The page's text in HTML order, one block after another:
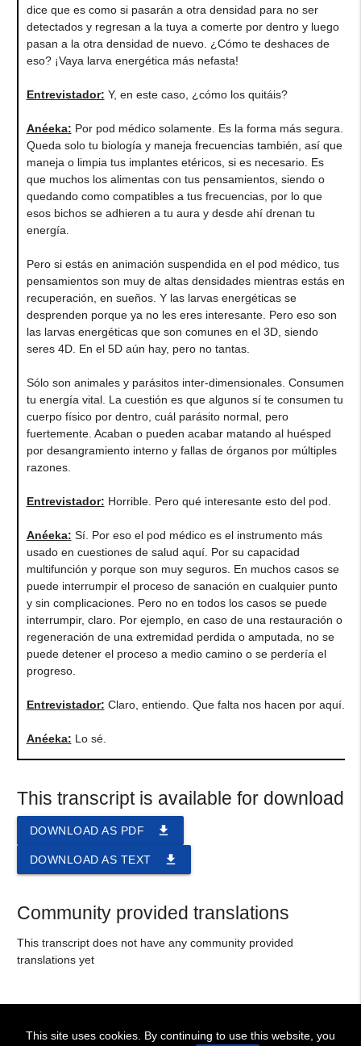
dice que es como si pasarán a otra densidad para no ser
detectados y regresan a la tuya a comerte por dentro y luego
pasan a la otra densidad de nuevo. ¿Cómo te deshaces de
eso? ¡Vaya larva energética más nefasta!
Entrevistador: Y, en este caso, ¿cómo los quitáis?
Anéeka: Por pod médico solamente. Es la forma más segura.
Queda solo tu biología y maneja frecuencias también, así que
maneja o limpia tus implantes etéricos, si es necesario. Es
que muchos los alimentas con tus pensamientos, siendo o
quedando como compatibles a tus frecuencias, por lo que
esos bichos se adhieren a tu aura y desde ahí drenan tu
energía.
Pero si estás en animación suspendida en el pod médico, tus
pensamientos son muy de altas densidades mientras estás en
recuperación, en sueños. Y las larvas energéticas se
desprenden porque ya no les eres interesante. Pero eso son
las larvas energéticas que son comunes en el 3D, siendo
seres 4D. En el 5D aún hay, pero no tantas.
Sólo son animales y parásitos inter-dimensionales. Consumen
tu energía vital. La cuestión es que algunos sí te consumen tu
cuerpo físico por dentro, cuál parásito normal, pero
fuertemente. Acaban o pueden acabar matando al huésped
por desangramiento interno y fallas de órganos por múltiples
razones.
Entrevistador: Horrible. Pero qué interesante esto del pod.
Anéeka: Sí. Por eso el pod médico es el instrumento más
usado en cuestiones de salud aquí. Por su capacidad
multifunción y porque son muy seguros. En muchos casos se
puede interrumpir el proceso de sanación en cualquier punto
y sin complicaciones. Pero no en todos los casos se puede
interrumpir, claro. Por ejemplo, en caso de una restauración o
regeneración de una extremidad perdida o amputada, no se
puede detener el proceso a medio camino o se perdería el
progreso.
Entrevistador: Claro, entiendo. Que falta nos hacen por aquí.
Anéeka: Lo sé.
This transcript is available for download
file_download
DOWNLOAD AS PDF
file_download
DOWNLOAD AS TEXT
Community provided translations
This transcript does not have any community provided
translations yet
This site uses cookies. By continuing to use this website, you
! BIENVENIDOS!~ WELCOME !